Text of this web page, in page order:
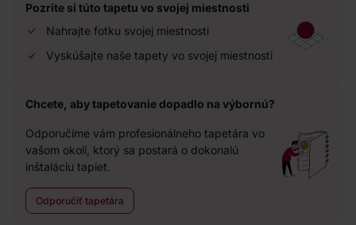
Pozrite si túto tapetu vo svojej miestnosti
Nahrajte fotku svojej miestnosti
Vyskúšajte naše tapety vo svojej miestnosti
Chcete, aby tapetovanie dopadlo na výbornú?
Odporučíme vám profesionálneho tapetára vo
vašom okolí, ktorý sa postará o dokonalú
inštaláciu tapiet.
Odporučiť tapetára